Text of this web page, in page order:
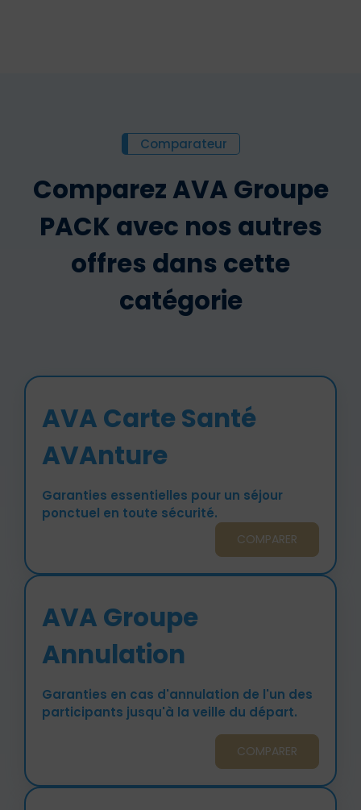
Comparateur
Comparez AVA Groupe
PACK avec nos autres
offres dans cette
catégorie
AVA Carte Santé
AVAnture
Garanties essentielles pour un séjour
ponctuel en toute sécurité.
COMPARER
AVA Groupe
Annulation
Garanties en cas d'annulation de l'un des
participants jusqu'à la veille du départ.
COMPARER